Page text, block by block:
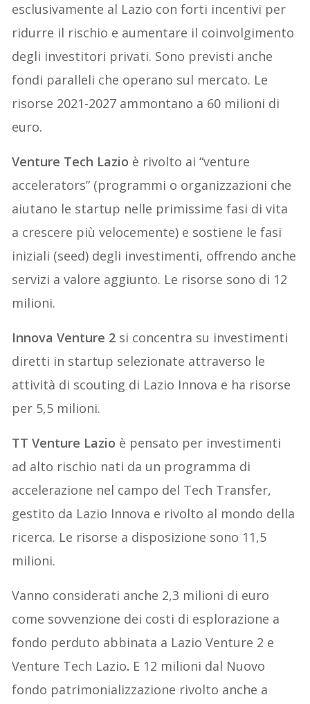
esclusivamente al Lazio con forti incentivi per
ridurre il rischio e aumentare il coinvolgimento
degli investitori privati. Sono previsti anche
fondi paralleli che operano sul mercato. Le
risorse 2021-2027 ammontano a 60 milioni di
euro.
Venture Tech Lazio è rivolto ai “venture
accelerators” (programmi o organizzazioni che
aiutano le startup nelle primissime fasi di vita
a crescere più velocemente) e sostiene le fasi
iniziali (seed) degli investimenti, offrendo anche
servizi a valore aggiunto. Le risorse sono di 12
milioni.
Innova Venture 2 si concentra su investimenti
diretti in startup selezionate attraverso le
attività di scouting di Lazio Innova e ha risorse
per 5,5 milioni.
TT Venture Lazio è pensato per investimenti
ad alto rischio nati da un programma di
accelerazione nel campo del Tech Transfer,
gestito da Lazio Innova e rivolto al mondo della
ricerca. Le risorse a disposizione sono 11,5
milioni.
Vanno considerati anche 2,3 milioni di euro
come sovvenzione dei costi di esplorazione a
fondo perduto abbinata a Lazio Venture 2 e
Venture Tech Lazio. E 12 milioni dal Nuovo
fondo patrimonializzazione rivolto anche a